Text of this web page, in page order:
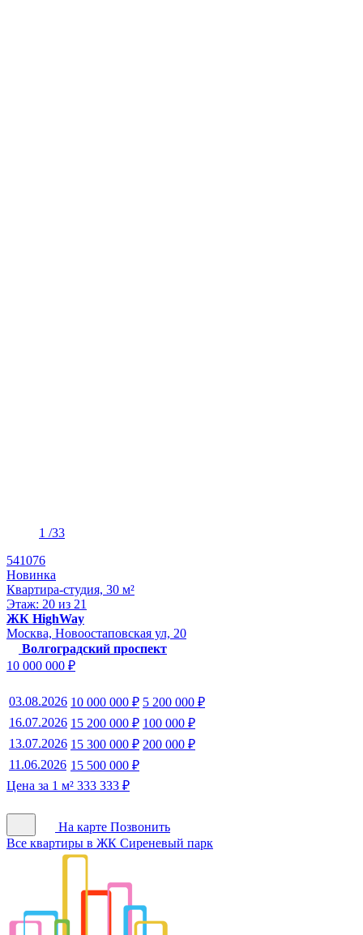
1 /33
541076
Новинка
Квартира-студия, 30 м²
Этаж: 20 из 21
ЖК HighWay
Москва, Новоостаповская ул, 20
Волгоградский проспект
10 000 000 ₽
03.08.2026 10 000 000 ₽ 5 200 000 ₽
16.07.2026 15 200 000 ₽ 100 000 ₽
13.07.2026 15 300 000 ₽ 200 000 ₽
11.06.2026 15 500 000 ₽
Цена за 1 м² 333 333 ₽
На карте Позвонить
Все квартиры в ЖК Сиреневый парк